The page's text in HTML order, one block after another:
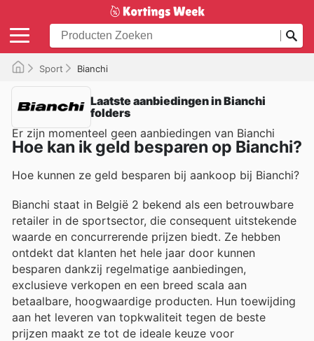
Sport Bianchi
Laatste aanbiedingen in Bianchi
folders
Er zijn momenteel geen aanbiedingen van Bianchi
Hoe kan ik geld besparen op Bianchi?
Hoe kunnen ze geld besparen bij aankoop bij Bianchi?
Bianchi staat in België 2 bekend als een betrouwbare
retailer in de sportsector, die consequent uitstekende
waarde en concurrerende prijzen biedt. Ze hebben
ontdekt dat klanten het hele jaar door kunnen
besparen dankzij regelmatige aanbiedingen,
exclusieve verkopen en een breed scala aan
betaalbare, hoogwaardige producten. Hun toewijding
aan het leveren van topkwaliteit tegen de beste
prijzen maakt ze tot de ideale keuze voor